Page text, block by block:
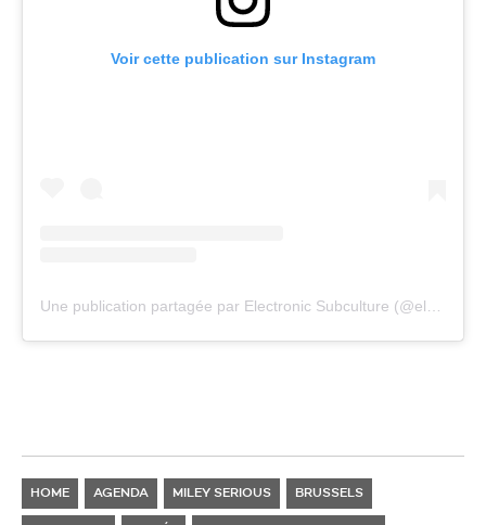
Voir cette publication sur Instagram
Une publication partagée par Electronic Subculture (@electronicsubculture)
HOME AGENDA MILEY SERIOUS BRUSSELS